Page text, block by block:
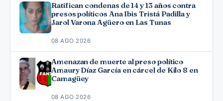
Ratifican condenas de 14 y 13 años contra
presos políticos Ana Ibis Tristá Padilla y
Jarol Varona Agüero en Las Tunas
08 AGO 2026
Amenazan de muerte al preso político
Amaury Díaz García en cárcel de Kilo 8 en
Camagüey
08 AGO 2026